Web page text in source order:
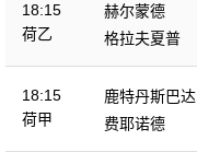
18:15
荷乙
赫尔蒙德
格拉夫夏普
18:15
荷甲
鹿特丹斯巴达
费耶诺德